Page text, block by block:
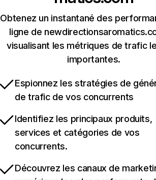
Obtenez un instantané des
ligne de
visualisant les métriques de trafic
importantes.
Espionnez les stratégies de
de trafic de vos concurrents
Identifiez les principaux produits,
services et catégories de vos
concurrents.
Découvrez les canaux de